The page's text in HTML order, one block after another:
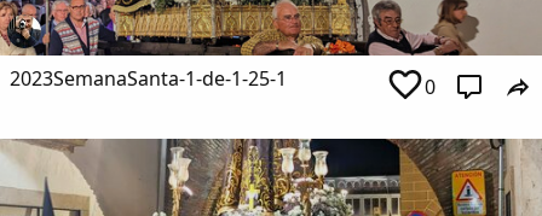
2023SemanaSanta-1-de-1-25-1 0